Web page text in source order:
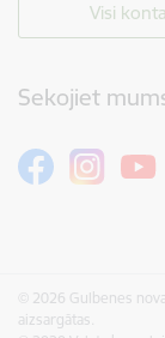
Visi
Sekojiet
© 2026 Gulbenes
aizsargātas.